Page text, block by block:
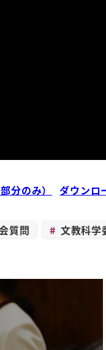
分のみ） ダウンロ
質問 文教科学